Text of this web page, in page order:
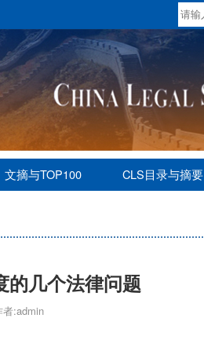
文摘与TOP100 CLS目录与摘要
的几个法律问题
者:admin